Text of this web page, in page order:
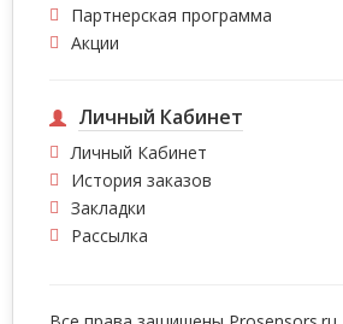
Партнерская программа
Акции
Личный Кабинет
Личный Кабинет
История заказов
Закладки
Рассылка